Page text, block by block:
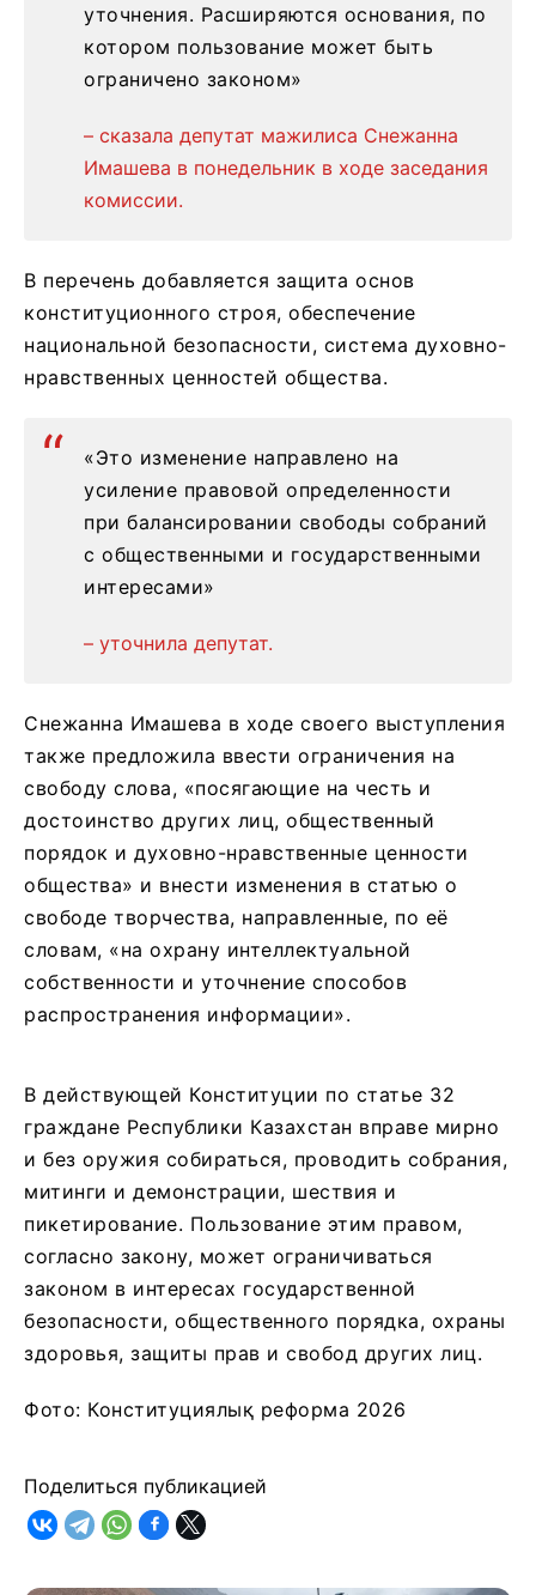
уточнения. Расширяются основания, по
котором пользование может быть
ограничено законом»
– сказала депутат мажилиса Снежанна
Имашева в понедельник в ходе заседания
комиссии.
В перечень добавляется защита основ
конституционного строя, обеспечение
национальной безопасности, система духовно-
нравственных ценностей общества.
«Это изменение направлено на
усиление правовой определенности
при балансировании свободы собраний
с общественными и государственными
интересами»
– уточнила депутат.
Снежанна Имашева в ходе своего выступления
также предложила ввести ограничения на
свободу слова, «посягающие на честь и
достоинство других лиц, общественный
порядок и духовно-нравственные ценности
общества» и внести изменения в статью о
свободе творчества, направленные, по её
словам, «на охрану интеллектуальной
собственности и уточнение способов
распространения информации».
В действующей Конституции по статье 32
граждане Республики Казахстан вправе мирно
и без оружия собираться, проводить собрания,
митинги и демонстрации, шествия и
пикетирование. Пользование этим правом,
согласно закону, может ограничиваться
законом в интересах государственной
безопасности, общественного порядка, охраны
здоровья, защиты прав и свобод других лиц.
Фото: Конституциялық реформа 2026
Поделиться публикацией